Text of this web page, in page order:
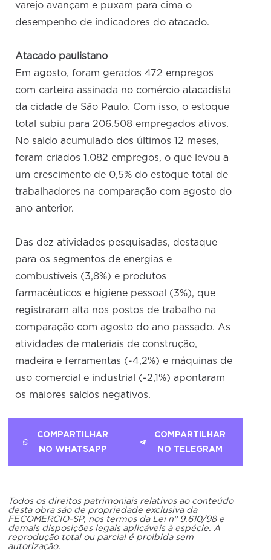
varejo avançam e puxam para cima o
desempenho de indicadores do atacado.
Atacado paulistano
Em agosto, foram gerados 472 empregos
com carteira assinada no comércio atacadista
da cidade de São Paulo. Com isso, o estoque
total subiu para 206.508 empregados ativos.
No saldo acumulado dos últimos 12 meses,
foram criados 1.082 empregos, o que levou a
um crescimento de 0,5% do estoque total de
trabalhadores na comparação com agosto do
ano anterior.
Das dez atividades pesquisadas, destaque
para os segmentos de energias e
combustíveis (3,8%) e produtos
farmacêuticos e higiene pessoal (3%), que
registraram alta nos postos de trabalho na
comparação com agosto do ano passado. As
atividades de materiais de construção,
madeira e ferramentas (-4,2%) e máquinas de
uso comercial e industrial (-2,1%) apontaram
os maiores saldos negativos.
COMPARTILHAR
NO WHATSAPP
COMPARTILHAR
NO TELEGRAM
Todos os direitos patrimoniais relativos ao conteúdo
desta obra são de propriedade exclusiva da
FECOMERCIO-SP, nos termos da Lei nº 9.610/98 e
demais disposições legais aplicáveis à espécie. A
reprodução total ou parcial é proibida sem
autorização.